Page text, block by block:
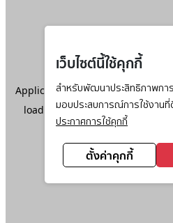
เว็บไซต์นี้ใช้คุกกี้
สำหรับพัฒนาประสิทธิภาพการ
มอบประสบการณ์การใช้งานที่
ประกาศการใช้คุกกี้
ตั้งค่าคุกกี้
Application error: aclient-side
loadingwww.ktc.co.th(see the